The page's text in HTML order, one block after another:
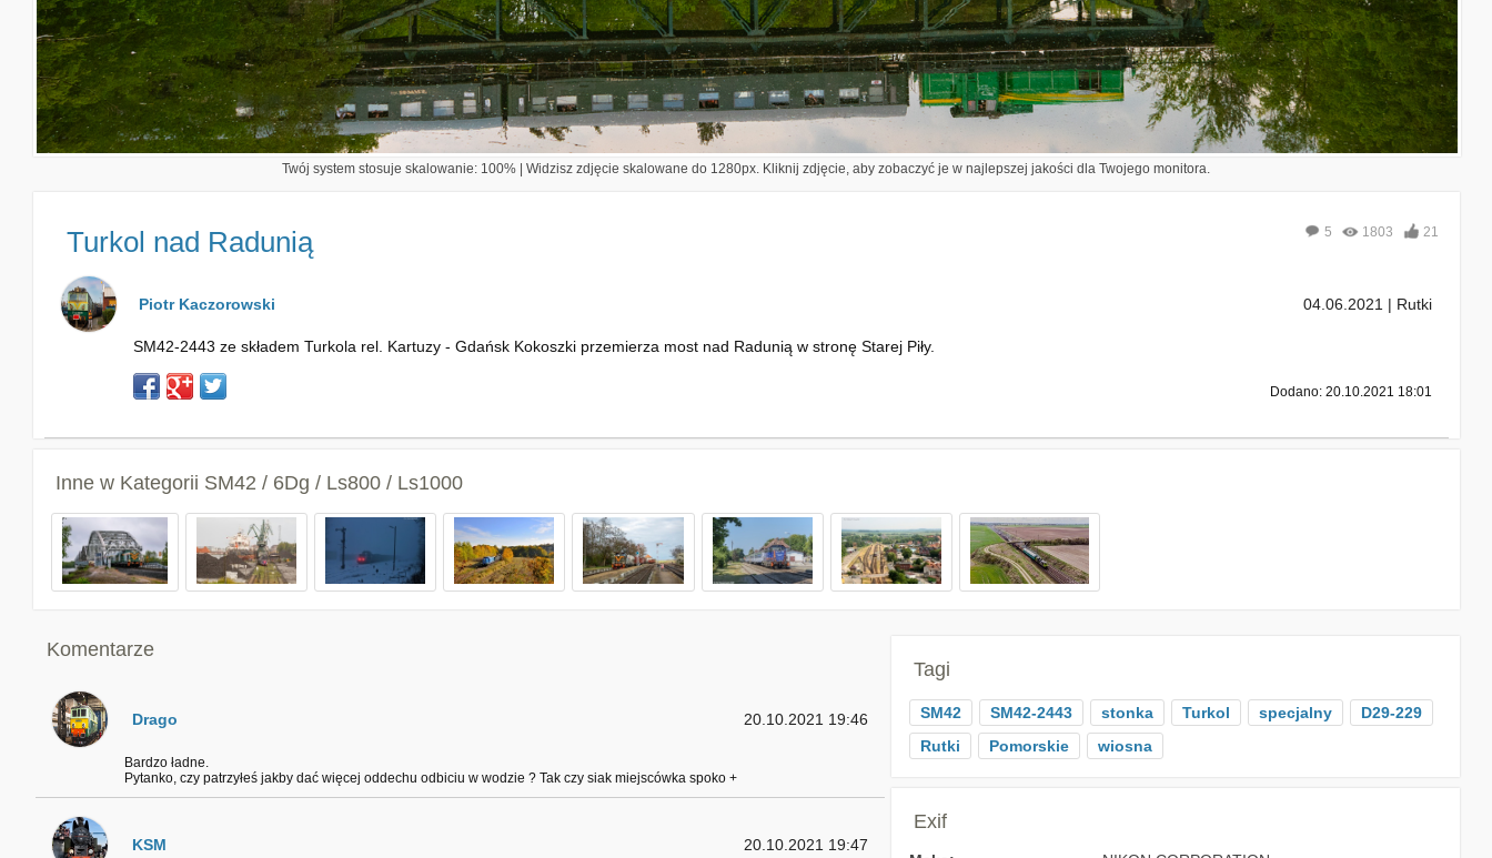
Twój system stosuje skalowanie: 100% | Widzisz zdjęcie skalowane do 1280px. Kliknij zdjęcie, aby zobaczyć je w najlepszej jakości dla Twojego monitora.
Turkol nad Radunią 5 1803 21
Piotr Kaczorowski 04.06.2021 | Rutki
SM42-2443 ze składem Turkola rel. Kartuzy - Gdańsk Kokoszki przemierza most nad Radunią w stronę Starej Piły.
Dodano: 20.10.2021 18:01
Inne w Kategorii SM42 / 6Dg / Ls800 / Ls1000
Komentarze
Drago 20.10.2021 19:46
Bardzo ładne.
Pytanko, czy patrzyłeś jakby dać więcej oddechu odbiciu w wodzie ? Tak czy siak miejscówka spoko +
KSM 20.10.2021 19:47
Tagi
SM42 SM42-2443 stonka Turkol specjalny
D29-229
Rutki
Pomorskie wiosna
Exif